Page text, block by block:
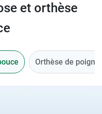
et orthèse
Orthèse de poignet